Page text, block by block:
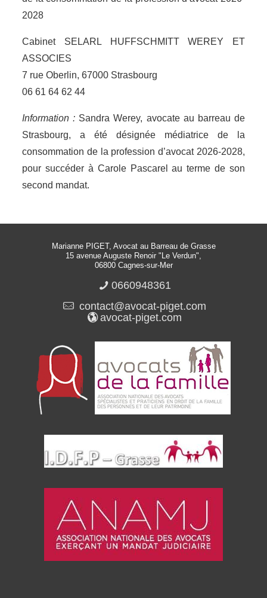
2028
Cabinet SELARL HUFFSCHMITT WEREY ET
ASSOCIES
7 rue Oberlin, 67000 Strasbourg
06 61 64 62 44
Information : Sandra Werey, avocate au barreau de
Strasbourg, a été désignée médiatrice de la
consommation de la profession d’avocat 2026-2028,
pour succéder à Carole Pascarel au terme de son
second mandat.
Marianne PIGET, Avocat au Barreau de Grasse
15 avenue Auguste Renoir "Le Verdun",
06800 Cagnes-sur-Mer
0660948361
contact@avocat-piget.com
avocat-piget.com